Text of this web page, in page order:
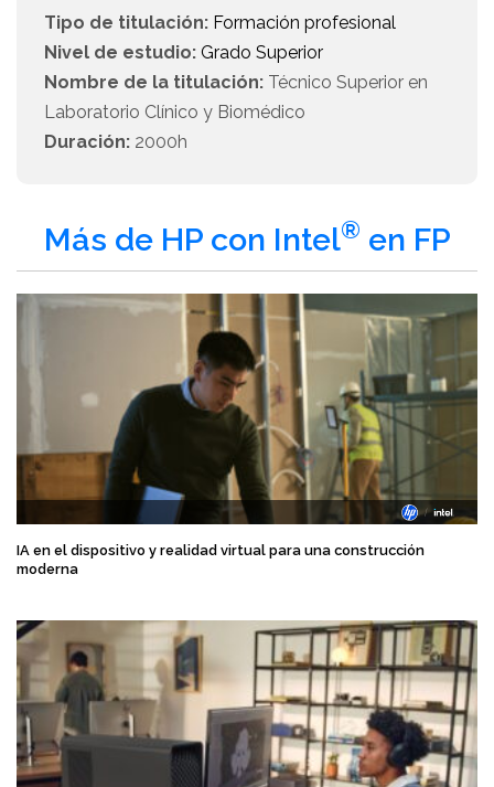
Tipo de titulación: Formación profesional
Nivel de estudio: Grado Superior
Nombre de la titulación: Técnico Superior en
Laboratorio Clínico y Biomédico
Duración: 2000h
Más de HP con Intel® en FP
IA en el dispositivo y realidad virtual para una construcción
moderna